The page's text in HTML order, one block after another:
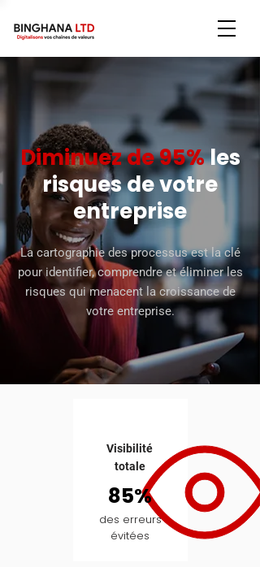
Diminuez de 95%les
risques de votre
entreprise
La cartographie des processus est la clé
pour identifier, comprendre et éliminer les
risques qui menacent la croissance de
votre entreprise.
Visibilité
totale
85%
des erreurs
évitées